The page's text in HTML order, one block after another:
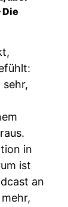
sehr,
in
ist
an